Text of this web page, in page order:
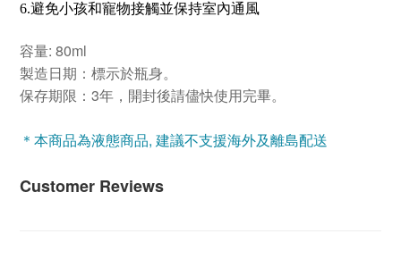
6.避免小孩和寵物接觸並保持室內通風
容量: 80ml
製造日期：標示於瓶身。
保存期限： 3年，開封後請儘快使用完畢。
＊本商品為液態商品, 建議不支援海外及離島配送
Customer Reviews